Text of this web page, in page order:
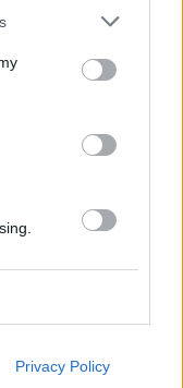
Privacy Policy